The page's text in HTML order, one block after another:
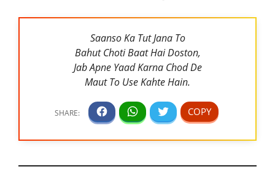
Saanso Ka Tut Jana To
Bahut Choti Baat Hai Doston,
Jab Apne Yaad Karna Chod De
Maut To Use Kahte Hain.